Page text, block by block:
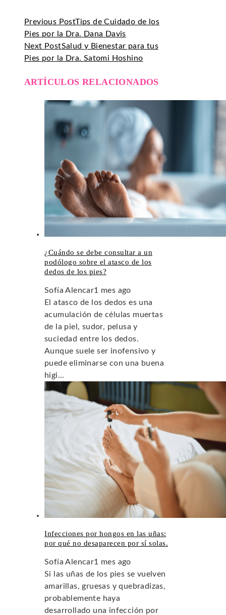
Previous PostTips de Cuidado de los
Pies por la Dra. Dana Davis
Next PostSalud y Bienestar para tus
Pies por la Dra. Satomi Hoshino
ARTÍCULOS RELACIONADOS
¿Cuándo se debe consultar a un
podólogo sobre el atasco de los
dedos de los pies?
Sofía Alencar1 mes ago
El atasco de los dedos es una
acumulación de células muertas
de la piel, sudor, pelusa y
suciedad entre los dedos.
Aunque suele ser inofensivo y
puede eliminarse con una buena
higi...
Infecciones por hongos en las uñas:
por qué no desaparecen por sí solas.
Sofía Alencar1 mes ago
Si las uñas de los pies se vuelven
amarillas, gruesas y quebradizas,
probablemente haya
desarrollado una infección por